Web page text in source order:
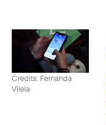
Credits: Fernanda
Vilela